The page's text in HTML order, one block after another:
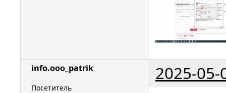
info.ooo_patrik 2025-05-
Посетитель